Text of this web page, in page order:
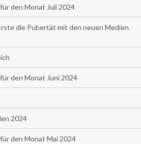
den Monat Juli 2024
die Pubertät mit den neuen Medien
den Monat Juni 2024
2024
den Monat Mai 2024